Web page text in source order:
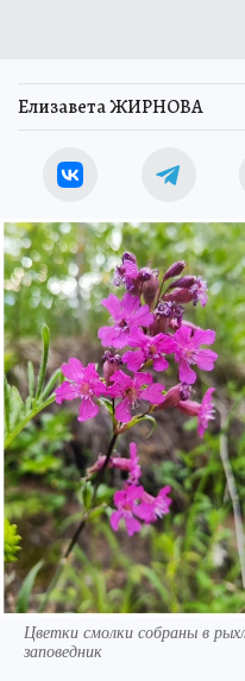
Елизавета ЖИРНОВА
Цветки смолки собраны в
заповедник